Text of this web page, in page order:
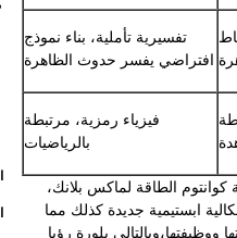
تفسيرية تأملية، بناء نموذج
افتراضي يفسر حدوث الظاهرة
فيزياء رمزية، مرتبطة
بالرياضيات
الطاقة لماكس بلانك،
ابستيمية جديدة كذلك مما
بلورة رؤيا